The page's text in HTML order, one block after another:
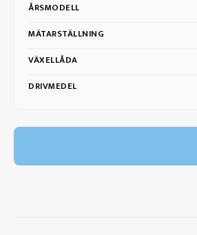
ÅRSMODELL
MÄTARSTÄLLNING
VÄXELLÅDA
DRIVMEDEL